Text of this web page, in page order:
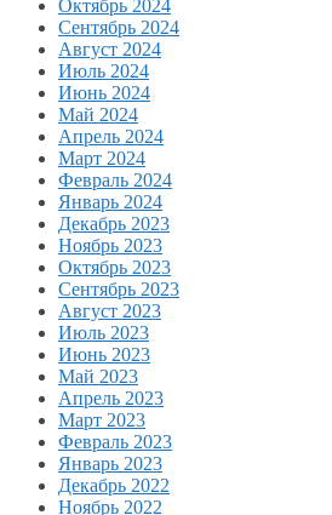
Октябрь 2024
Сентябрь 2024
Август 2024
Июль 2024
Июнь 2024
Май 2024
Апрель 2024
Март 2024
Февраль 2024
Январь 2024
Декабрь 2023
Ноябрь 2023
Октябрь 2023
Сентябрь 2023
Август 2023
Июль 2023
Июнь 2023
Май 2023
Апрель 2023
Март 2023
Февраль 2023
Январь 2023
Декабрь 2022
Ноябрь 2022